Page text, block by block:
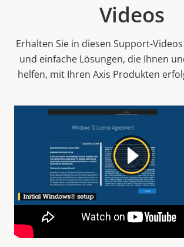
Videos
Erhalten Sie in diesen Support-
und einfache Lösungen, die Ihnen
helfen, mit Ihren Axis Produkten